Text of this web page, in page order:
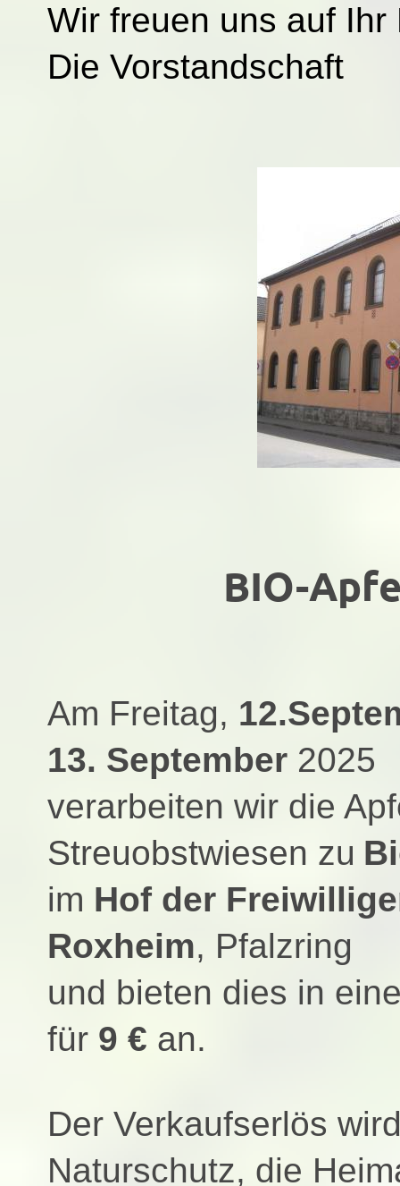
Wir freuen uns auf Ihr
Die Vorstandschaft
BIO-
Am Freitag,
13. September2025
verarbeiten wir die
Streuobstwiesen zu
im Hof der
Roxheim, Pfalzring
und bieten dies in
für 9 € an.
Der Verkaufserlös
Naturschutz, die